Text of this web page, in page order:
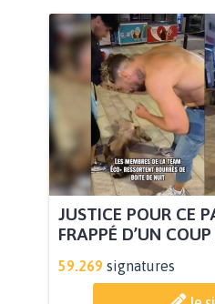
JUSTICE POUR CE
FRAPPÉ D’UN COUP
59.269 signatures